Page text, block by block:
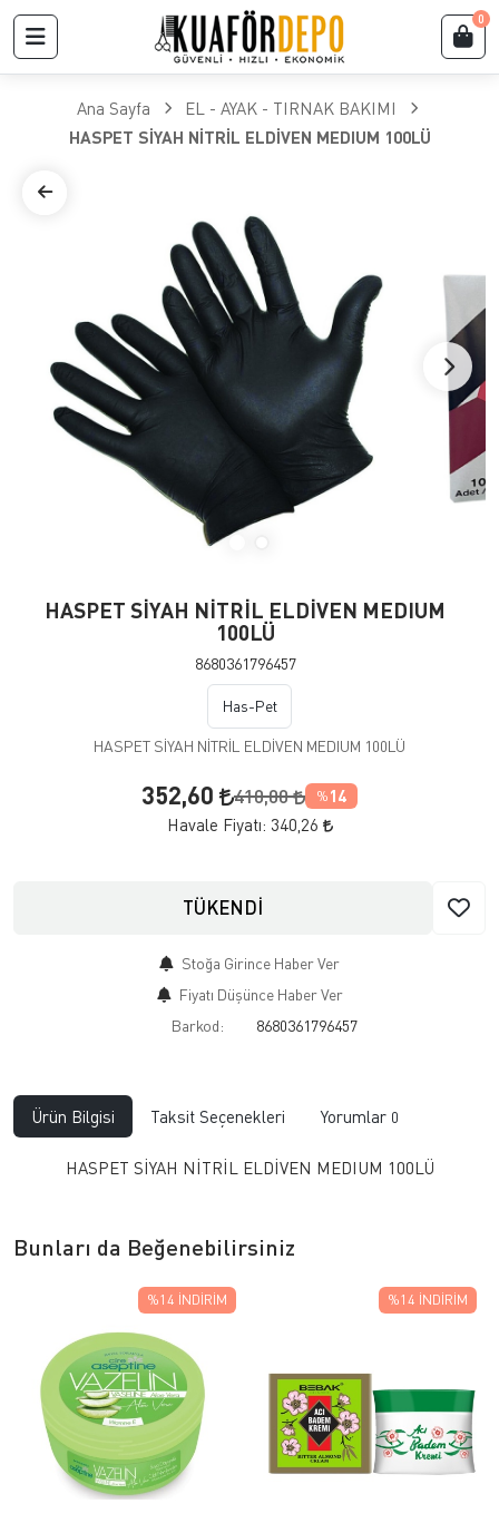
0
Ana Sayfa
EL - AYAK - TIRNAK BAKIMI
HASPET SİYAH NİTRİL ELDİVEN MEDIUM 100LÜ
HASPET SİYAH NİTRİL ELDİVEN MEDIUM
100LÜ
8680361796457
Has-Pet
HASPET SİYAH NİTRİL ELDİVEN MEDIUM 100LÜ
352,60 410,00 % 14
Havale Fiyatı: 340,26
TÜKENDİ
Stoğa Girince Haber Ver
Fiyatı Düşünce Haber Ver
Barkod:
8680361796457
Ürün Bilgisi Taksit Seçenekleri Yorumlar 0
HASPET SİYAH NİTRİL ELDİVEN MEDIUM 100LÜ
Bunları da Beğenebilirsiniz
%14 İNDIRIM %14 İNDIRIM